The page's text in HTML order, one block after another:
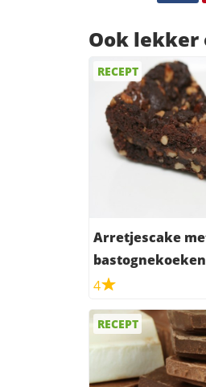
Ook lekker
RECEPT
Arretjescake
bastognekoeken
4
RECEPT